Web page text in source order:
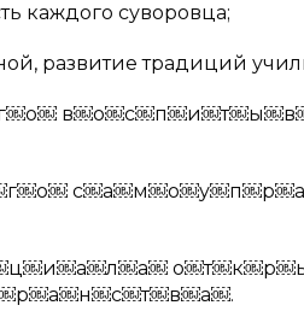
каждого суворовца;
развитие традиций